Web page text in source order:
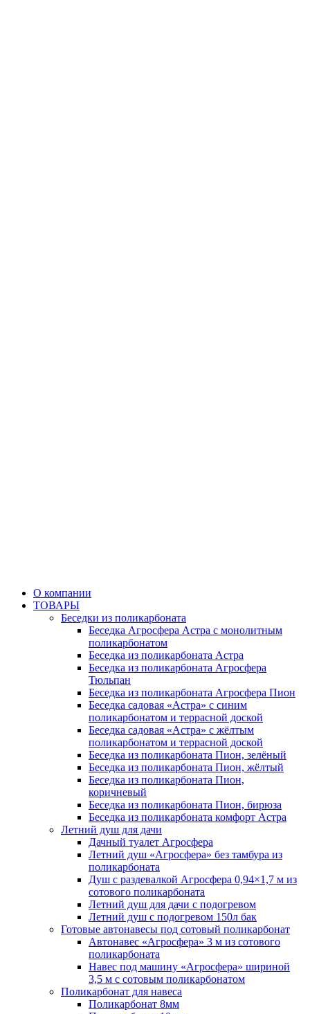
О компании
ТОВАРЫ
Беседки из поликарбоната
Беседка Агросфера Астра с монолитным
поликарбонатом
Беседка из поликарбоната Астра
Беседка из поликарбоната Агросфера
Тюльпан
Беседка из поликарбоната Агросфера Пион
Беседка садовая «Астра» с синим
поликарбонатом и террасной доской
Беседка садовая «Астра» с жёлтым
поликарбонатом и террасной доской
Беседка из поликарбоната Пион, зелёный
Беседка из поликарбоната Пион, жёлтый
Беседка из поликарбоната Пион,
коричневый
Беседка из поликарбоната Пион, бирюза
Беседка из поликарбоната комфорт Астра
Летний душ для дачи
Дачный туалет Агросфера
Летний душ «Агросфера» без тамбура из
поликарбоната
Душ с раздевалкой Агросфера 0,94×1,7 м из
сотового поликарбоната
Летний душ для дачи с подогревом
Летний душ с подогревом 150л бак
Готовые автонавесы под сотовый поликарбонат
Автонавес «Агросфера» 3 м из сотового
поликарбоната
Навес под машину «Агросфера» шириной
3,5 м с сотовым поликарбонатом
Поликарбонат для навеса
Поликарбонат 8мм